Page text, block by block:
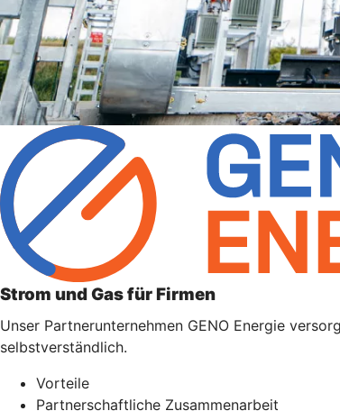
Strom und Gas für Firmen
Unser Partnerunternehmen GENO Energie
selbstverständlich.
Vorteile
Partnerschaftliche Zusammenarbeit